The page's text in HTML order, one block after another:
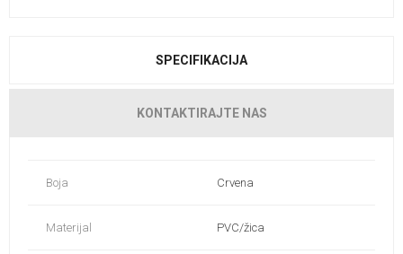
SPECIFIKACIJA
KONTAKTIRAJTE NAS
Boja Crvena
Materijal PVC/žica